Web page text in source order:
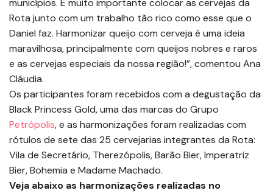
municípios. É muito importante colocar as cervejas da
Rota junto com um trabalho tão rico como esse que o
Daniel faz. Harmonizar queijo com cerveja é uma ideia
maravilhosa, principalmente com queijos nobres e raros
e as cervejas especiais da nossa região!”, comentou Ana
Cláudia.
Os participantes foram recebidos com a degustação da
Black Princess Gold, uma das marcas do Grupo
Petrópolis, e as harmonizações foram realizadas com
rótulos de sete das 25 cervejarias integrantes da Rota:
Vila de Secretário, Therezópolis, Barão Bier, Imperatriz
Bier, Bohemia e Madame Machado.
Veja abaixo as harmonizações realizadas no